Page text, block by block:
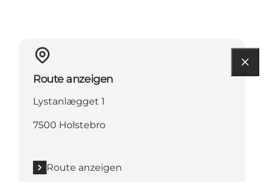
Route anzeigen
Lystanlægget 1
7500 Holstebro
Route anzeigen